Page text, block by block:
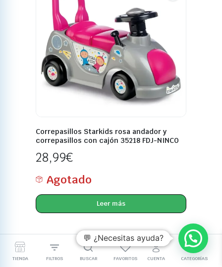
Correpasillos Starkids rosa andador y
correpasillos con cajón 35218 FDJ-NINCO
28,99€
Agotado
Leer más
TIENDA FILTROS BUSCAR FAVORITOS CUENTA CATEGORÍAS
💬 ¿Necesitas ayuda?